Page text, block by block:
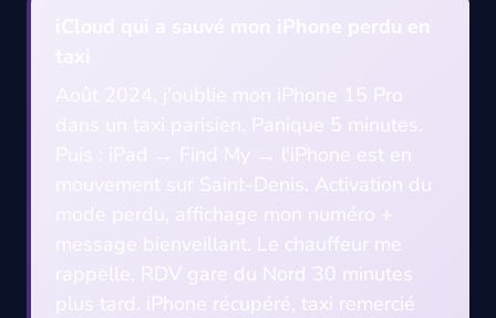
iCloud qui a sauvé mon iPhone perdu en
Août 2024, j'oublie mon iPhone 15 Pro
dans un taxi parisien. Panique 5 minutes.
Puis : iPad → Find My → l'iPhone est en
mouvement sur Saint-Denis. Activation du
mode perdu, affichage mon numéro +
message bienveillant. Le chauffeur me
rappelle, RDV gare du Nord 30 minutes
plus tard. iPhone récupéré, taxi remercié